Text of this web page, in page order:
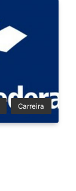
Carreira